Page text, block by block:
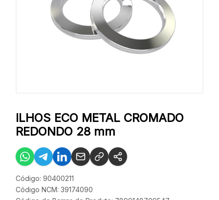
ILHOS ECO METAL CROMADO
REDONDO 28 mm
Código: 90400211
Código NCM: 39174090